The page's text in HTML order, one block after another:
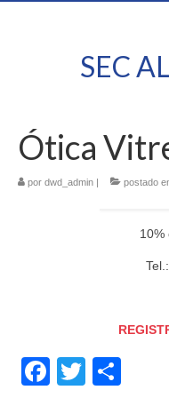
SEC
Ótica
por dwd_admin | postado
10%
Facebook
Twitter